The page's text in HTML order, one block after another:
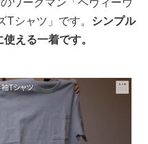
シャツ」です。 シンプル
える一着です。